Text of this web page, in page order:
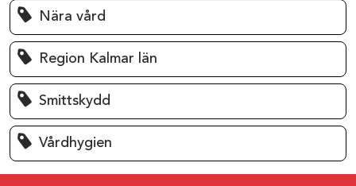
Nära vård
Region Kalmar län
Smittskydd
Vårdhygien